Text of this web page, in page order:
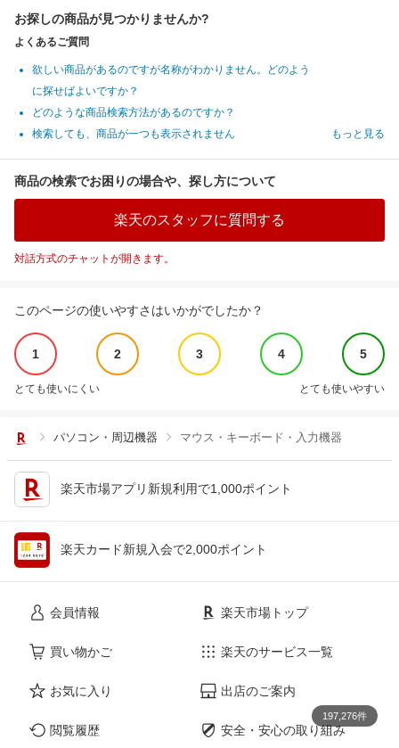
お探しの商品が見つかりませんか?
よくあるご質問
欲しい商品があるのですが名称がわかりません。どのよう
に探せばよいですか？
どのような商品検索方法があるのですか？
検索しても、商品が一つも表示されません
もっと見る
商品の検索でお困りの場合や、探し方について
楽天のスタッフに質問する
対話方式のチャットが開きます。
このページの使いやすさはいかがでしたか？
1 2 3 4 5
とても使いにくい とても使いやすい
パソコン・周辺機器 マウス・キーボード・入力機器
楽天市場アプリ新規利用で1,000ポイント
楽天カード新規入会で2,000ポイント
会員情報
買い物かご
お気に入り
閲覧履歴
楽天市場トップ
楽天のサービス一覧
出店のご案内
安全・安心の取り組み
197,276件